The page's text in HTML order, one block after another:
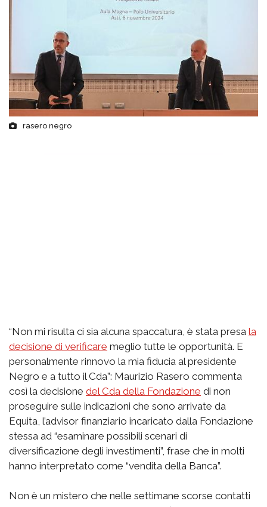
rasero negro
“Non mi risulta ci sia alcuna spaccatura, è stata presa la
decisione di verificare meglio tutte le opportunità. E
personalmente rinnovo la mia fiducia al presidente
Negro e a tutto il Cda”: Maurizio Rasero commenta
così la decisione del Cda della Fondazione di non
proseguire sulle indicazioni che sono arrivate da
Equita, l’advisor finanziario incaricato dalla Fondazione
stessa ad “esaminare possibili scenari di
diversificazione degli investimenti”, frase che in molti
hanno interpretato come “vendita della Banca”.
Non è un mistero che nelle settimane scorse contatti